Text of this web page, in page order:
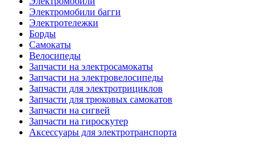
Электромобили багги
Электротележки
Борды
Самокаты
Велосипеды
Запчасти на электросамокаты
Запчасти на электровелосипеды
Запчасти для электротрициклов
Запчасти для трюковых самокатов
Запчасти на сигвей
Запчасти на гироскутер
Аксессуары для электротранспорта